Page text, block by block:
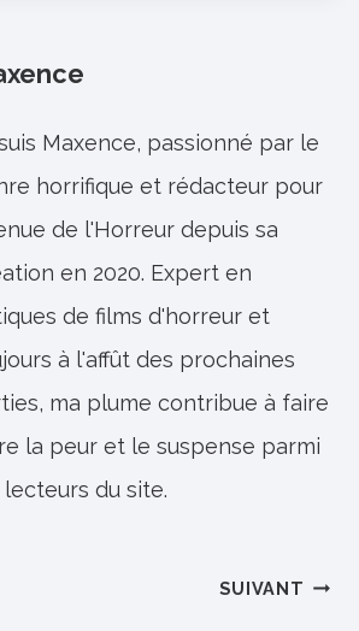
Maxence, passionné par le
horrifique et rédacteur pour
de l'Horreur depuis sa
en 2020. Expert en
de films d'horreur et
à l'affût des prochaines
ma plume contribue à faire
la peur et le suspense parmi
lecteurs du site.
SUIVANT